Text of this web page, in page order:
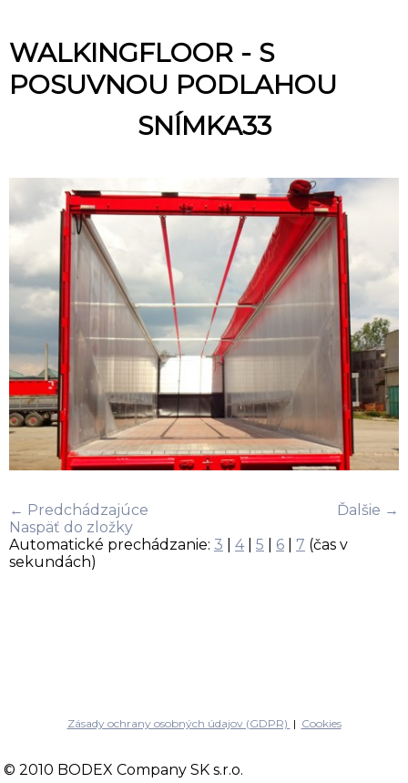
WALKINGFLOOR - S
POSUVNOU PODLAHOU
SNÍMKA33
← Predchádzajúce
Ďalšie →
Naspäť do zložky
Automatické prechádzanie: 3 4| 5 6 7 (čas v
sekundách)
Zásady ochrany osobných údajov (GDPR) | Cookies
© 2010 BODEX Company SK s.r.o.